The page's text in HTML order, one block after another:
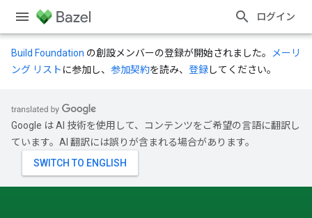
ログイン
Build Foundation の創設メンバーの登録が開始されました。
メーリ
ング リスト に参加し、 参加契約を読み、 登録してください。
Google は AI 技術を使用して、コンテンツをご希望の言語に翻訳し
ています。AI 翻訳には誤りが含まれる場合があります。